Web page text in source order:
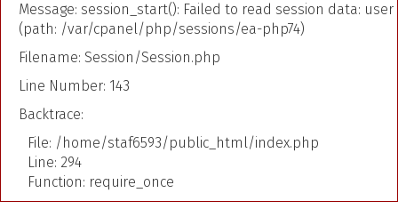
Message: session_start(): Failed to read session data: user
(path: /var/cpanel/php/sessions/ea-php74)
Filename: Session/Session.php
Line Number: 143
Backtrace:
File: /home/staf6593/public_html/index.php
Line: 294
Function: require_once